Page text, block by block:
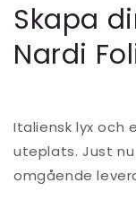
Skapa
Nardi
Italiensk lyx och
uteplats. Just
omgående